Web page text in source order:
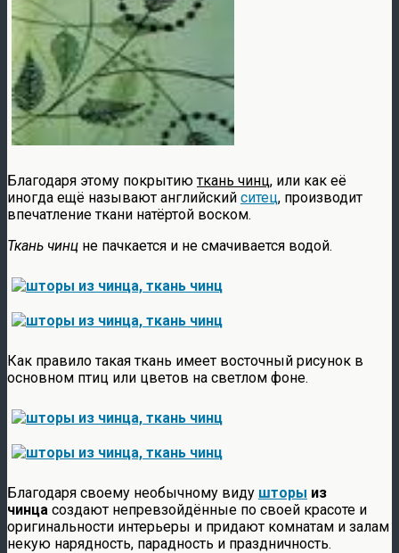
Благодаря этому покрытиюткань чинц, или как её
иногда ещё называют английский ситец, производит
впечатление ткани натёртой воском.
Ткань чинц не пачкается и не смачивается водой.
Как правило такая ткань имеет восточный рисунок в
основном птиц или цветов на светлом фоне.
Благодаря своему необычному виду шторы из
чинца создают непревзойдённые по своей красоте и
оригинальности интерьеры и придают комнатам и залам
некую нарядность, парадность и праздничность.